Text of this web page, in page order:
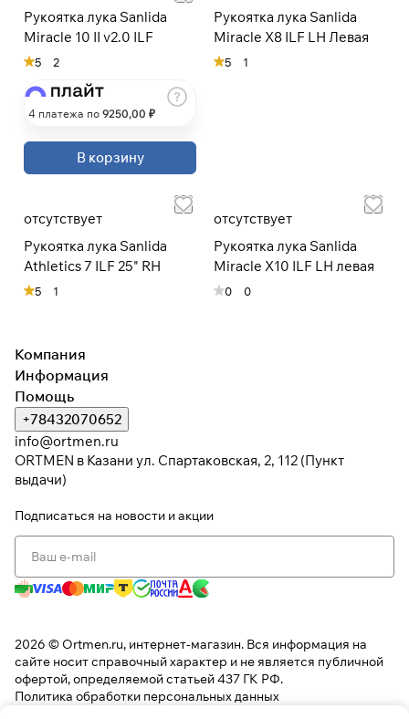
Рукоятка лука Sanlida
Miracle 10 II v2.0 ILF
5 2
4 платежа по 9250,00 ₽
В корзину
Рукоятка лука Sanlida
Miracle X8 ILF LH Левая
5 1
отсутствует
Рукоятка лука Sanlida
Athletics 7 ILF 25" RH
5 1
отсутствует
Рукоятка лука Sanlida
Miracle X10 ILF LH левая
0 0
недели
Остались вопросы?
8 800 302-02-51
plait.ru
Компания
Информация
Помощь
+78432070652
info@ortmen.ru
ORTMEN в Казани ул. Спартаковская, 2, 112 (Пункт
выдачи)
Подписаться на новости и акции
2026 © Ortmen.ru, интернет-магазин. Вся информация на
сайте носит справочный характер и не является публичной
офертой, определяемой статьей 437 ГК РФ.
Политика обработки персональных данных